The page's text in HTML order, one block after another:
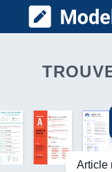
Model CV
Article